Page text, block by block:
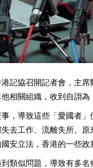
記協召開記者會，主
相關組織，收到自詡
，導致這些「愛國者
去工作、流離失所。
安立法，香港的一些
類似問題，導致有多